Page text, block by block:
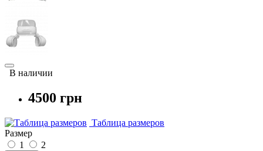
В наличии
4500 грн
Таблица размеров
Размер
1
2